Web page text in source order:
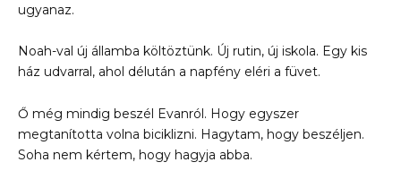
ugyanaz.
Noah-val új államba költöztünk. Új rutin, új iskola. Egy kis
ház udvarral, ahol délután a napfény eléri a füvet.
Ő még mindig beszél Evanról. Hogy egyszer
megtanította volna biciklizni. Hagytam, hogy beszéljen.
Soha nem kértem, hogy hagyja abba.